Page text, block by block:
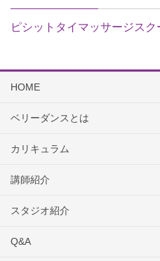
ピシットタイマッサージスク
HOME
ベリーダンスとは
カリキュラム
講師紹介
スタジオ紹介
Q&A